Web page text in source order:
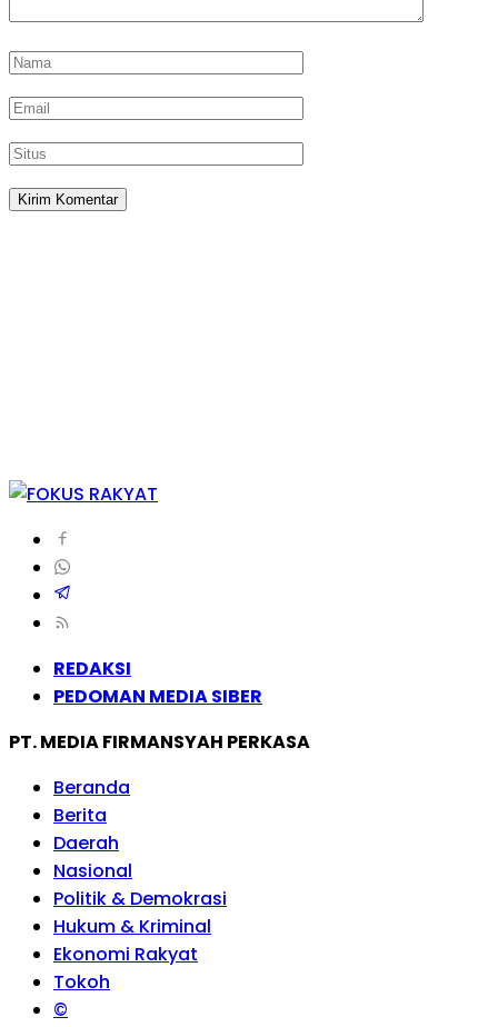
REDAKSI
PEDOMAN MEDIA SIBER
PT. MEDIA FIRMANSYAH PERKASA
Beranda
Berita
Daerah
Nasional
Politik & Demokrasi
Hukum & Kriminal
Ekonomi Rakyat
Tokoh
©